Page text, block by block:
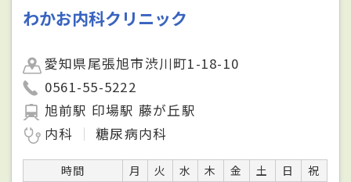
わかお内科クリニック
愛知県尾張旭市渋川町1-18-10
0561-55-5222
旭前駅 印場駅 藤が丘駅
内科
糖尿病内科
時間 月 火 水 木 金 土 日
祝